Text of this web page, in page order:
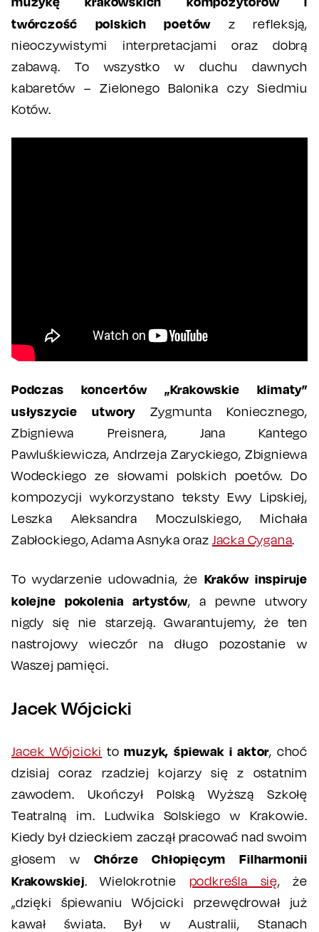
twórczość polskich poetów z refleksją,
nieoczywistymi interpretacjami oraz dobrą
zabawą. To wszystko w duchu dawnych
kabaretów – Zielonego Balonika czy Siedmiu
Kotów.
Podczas koncertów „Krakowskie klimaty”
usłyszycie utwory Zygmunta Koniecznego,
Zbigniewa Preisnera, Jana Kantego
Pawluśkiewicza, Andrzeja Zaryckiego, Zbigniewa
Wodeckiego ze słowami polskich poetów. Do
kompozycji wykorzystano teksty Ewy Lipskiej,
Leszka Aleksandra Moczulskiego, Michała
Zabłockiego, Adama Asnyka oraz Jacka Cygana.
To wydarzenie udowadnia, że Kraków inspiruje
kolejne pokolenia artystów, a pewne utwory
nigdy się nie starzeją. Gwarantujemy, że ten
nastrojowy wieczór na długo pozostanie w
Waszej pamięci.
Jacek Wójcicki
Jacek Wójcicki tomuzyk, śpiewak i aktor, choć
dzisiaj coraz rzadziej kojarzy się z ostatnim
zawodem. Ukończył Polską Wyższą Szkołę
Teatralną im. Ludwika Solskiego w Krakowie.
Kiedy był dzieckiem zaczął pracować nad swoim
głosem w Chórze Chłopięcym Filharmonii
Krakowskiej. Wielokrotnie podkreśla się, że
„dzięki śpiewaniu Wójcicki przewędrował już
kawał świata. Był w Australii, Stanach